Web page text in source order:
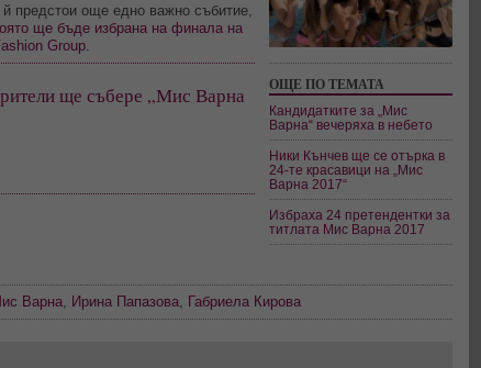
предстои още едно важно събитие,
ще бъде избрана на финала на
Group.
ще събере „Мис Варна
ОЩЕ ПО ТЕМАТА
Кандидатките за „Мис
Варна“ вечеряха в небето
Ники Кънчев ще се отърка в
24-те красавици на „Мис
Варна 2017“
Избраха 24 претендентки за
титлата Мис Варна 2017
Варна Ирина Папазова Габриела Кирова